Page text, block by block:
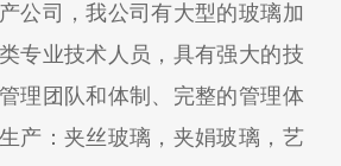
公司，我公司有大型的玻璃加
专业技术人员，具有强大的技
理团队和体制、完整的管理体
产：夹丝玻璃，夹娟玻璃，艺